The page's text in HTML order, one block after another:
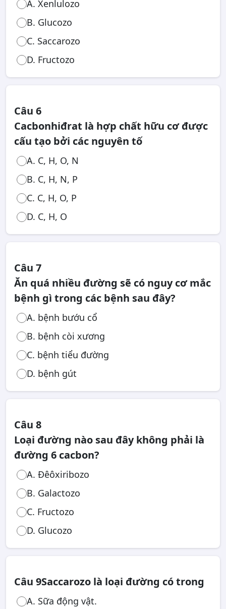
A. Xenlulozo
B. Glucozo
C. Saccarozo
D. Fructozo
Câu 6
Cacbonhiđrat là hợp chất hữu cơ được
cấu tạo bởi các nguyên tố
A. C, H, O, N
B. C, H, N, P
C. C, H, O, P
D. C, H, O
Câu 7
Ăn quá nhiều đường sẽ có nguy cơ mắc
bệnh gì trong các bệnh sau đây?
A. bệnh bướu cổ
B. bệnh còi xương
C. bệnh tiểu đường
D. bệnh gút
Câu 8
Loại đường nào sau đây không phải là
đường 6 cacbon?
A. Đêôxiribozo
B. Galactozo
C. Fructozo
D. Glucozo
Câu 9Saccarozo là loại đường có trong
A. Sữa động vật.